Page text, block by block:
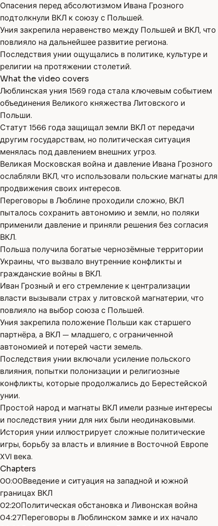
Опасения перед абсолютизмом Ивана Грозного
подтолкнули ВКЛ к союзу с Польшей.
Уния закрепила неравенство между Польшей и ВКЛ, что
повлияло на дальнейшее развитие региона.
Последствия унии ощущались в политике, культуре и
религии на протяжении столетий.
What the video covers
Люблинская уния 1569 года стала ключевым событием
объединения Великого княжества Литовского и
Польши.
Статут 1566 года защищал земли ВКЛ от передачи
другим государствам, но политическая ситуация
менялась под давлением внешних угроз.
Великая Московская война и давление Ивана Грозного
ослабляли ВКЛ, что использовали польские магнаты для
продвижения своих интересов.
Переговоры в Люблине проходили сложно, ВКЛ
пыталось сохранить автономию и земли, но поляки
применили давление и приняли решения без согласия
ВКЛ.
Польша получила богатые чернозёмные территории
Украины, что вызвало внутренние конфликты и
гражданские войны в ВКЛ.
Иван Грозный и его стремление к централизации
власти вызывали страх у литовской магнатерии, что
повлияло на выбор союза с Польшей.
Уния закрепила положение Польши как старшего
партнёра, а ВКЛ — младшего, с ограниченной
автономией и потерей части земель.
Последствия унии включали усиление польского
влияния, попытки полонизации и религиозные
конфликты, которые продолжались до Берестейской
унии.
Простой народ и магнаты ВКЛ имели разные интересы
и последствия унии для них были неодинаковыми.
История унии иллюстрирует сложные политические
игры, борьбу за власть и влияние в Восточной Европе
XVI века.
Chapters
00:00Введение и ситуация на западной и южной
границах ВКЛ
02:20Политическая обстановка и Ливонская война
04:27Переговоры в Люблинском замке и их начало